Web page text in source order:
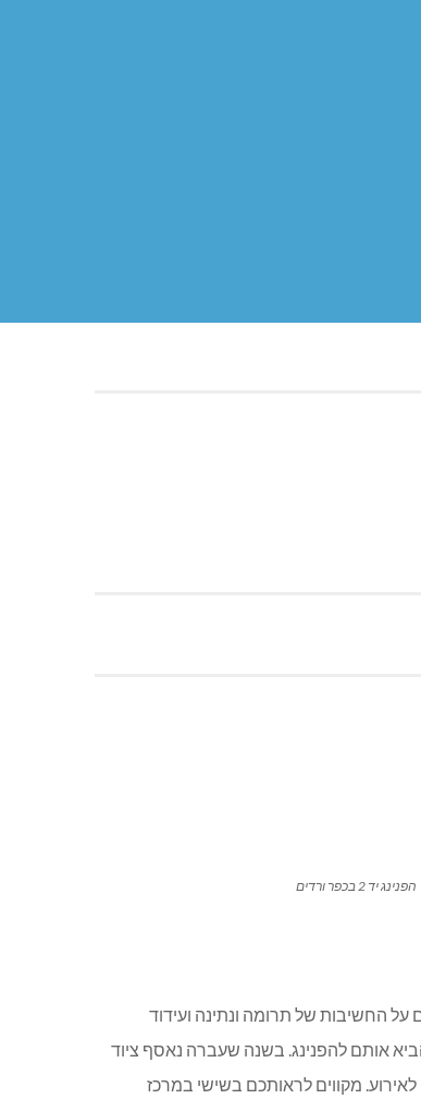
הפנינג יד 2 בכפר ורדים
החשיבות של תרומה ונתינה ועידוד
אותם להפנינג. בשנה שעברה נאסף ציוד
בהכנה לאירוע. מקווים לראותכם בשישי במרכז